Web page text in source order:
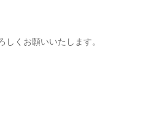
しくお願いいたします。